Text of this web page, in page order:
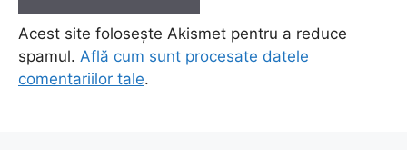
Acest site folosește Akismet pentru a reduce
spamul. Află cum sunt procesate datele
comentariilor tale.